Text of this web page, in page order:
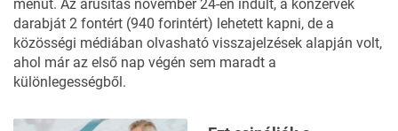
menüt. Az árusítás november 24-én indult, a konzervek
darabját 2 fontért (940 forintért) lehetett kapni, de a
közösségi médiában olvasható visszajelzések alapján volt,
ahol már az első nap végén sem maradt a
különlegességből.